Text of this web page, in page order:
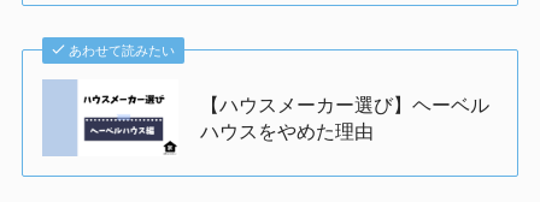
あわせて読みたい
【ハウスメーカー選び】ヘーベル
ハウスをやめた理由